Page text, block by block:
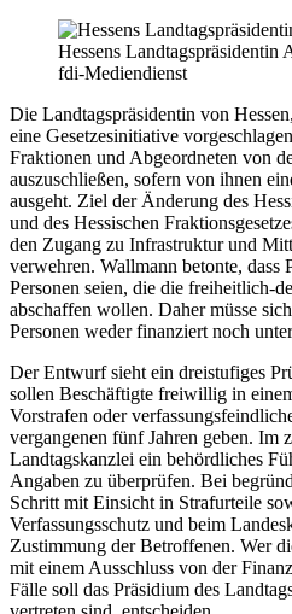
Hessens Landtagspräsidentin
fdi-Mediendienst
Die Landtagspräsidentin von
eine Gesetzesinitiative
Fraktionen und Abgeordneten von
auszuschließen, sofern von ihnen
ausgeht. Ziel der Änderung des
und des Hessischen
den Zugang zu Infrastruktur und
verwehren. Wallmann betonte, dass
Personen seien, die die freiheitlich-
abschaffen wollen. Daher müsse
Personen weder finanziert noch
Der Entwurf sieht ein dreistufiges
sollen Beschäftigte freiwillig in
Vorstrafen oder
vergangenen fünf Jahren geben. Im
Landtagskanzlei ein behördliches
Angaben zu überprüfen. Bei
Schritt mit Einsicht in Strafurteile
Verfassungsschutz und beim
Zustimmung der Betroffenen. Wer
mit einem Ausschluss von der
Fälle soll das Präsidium des